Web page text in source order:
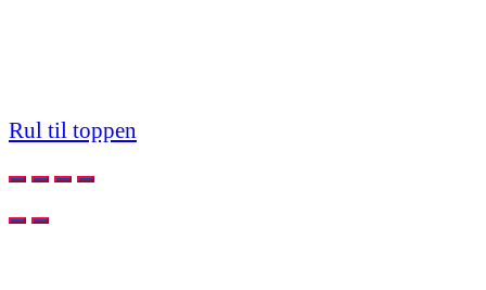
Rul til toppen